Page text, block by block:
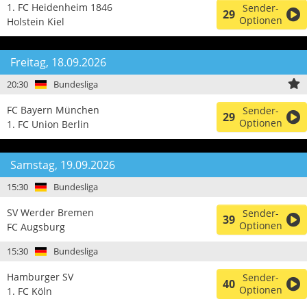
1. FC Heidenheim 1846
Holstein Kiel
29 Sender-
Optionen
Freitag, 18.09.2026
20:30 Bundesliga
FC Bayern München
1. FC Union Berlin
29 Sender-
Optionen
Samstag, 19.09.2026
15:30 Bundesliga
SV Werder Bremen
FC Augsburg
39 Sender-
Optionen
15:30 Bundesliga
Hamburger SV
1. FC Köln
40 Sender-
Optionen